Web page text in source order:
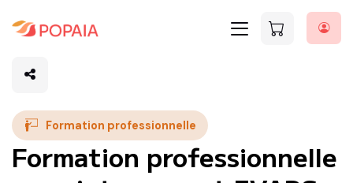
Formation professionnelle
Formation professionnelle